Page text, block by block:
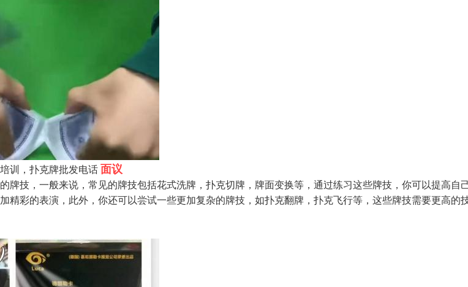
训，扑克牌批发电话面议
牌技，一般来说，常见的牌技包括花式洗牌，扑克切牌，牌面变换等，通过练习这些牌技，你可以提高自
精彩的表演，此外，你还可以尝试一些更加复杂的牌技，如扑克翻牌，扑克飞行等，这些牌技需要更高的